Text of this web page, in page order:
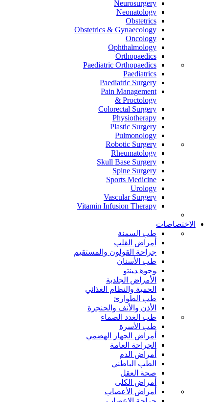
Neurosurgery
Neonatology
Obstetrics
Obstetrics & Gynaecology
Oncology
Ophthalmology
Orthopaedics
Paediatric Orthopaedics
Paediatrics
Paediatric Surgery
Pain Management
Proctology &
Colorectal Surgery
Physiotherapy
Plastic Surgery
Pulmonology
Robotic Surgery
Rheumatology
Skull Base Surgery
Spine Surgery
Sports Medicine
Urology
Vascular Surgery
Vitamin Infusion Therapy
الاختصاصات
طب السمنة
أمراض القلب
جراحة القولون والمستقيم
طب الأسنان
ﻮﺟﻮﻫ ﺪﻴﻨﺗﻭ
الأمراض الجلدية
الحمية والنظام الغذائي
طب الطوارئ
الأذن والأنف والحنجرة
طب الغدد الصماء
طب الأسرة
أمراض الجهاز الهضمي
الجراحة العامة
أمراض الدم
الطب الباطني
صحة العقل
أمراض الكلى
أمراض الأعصاب